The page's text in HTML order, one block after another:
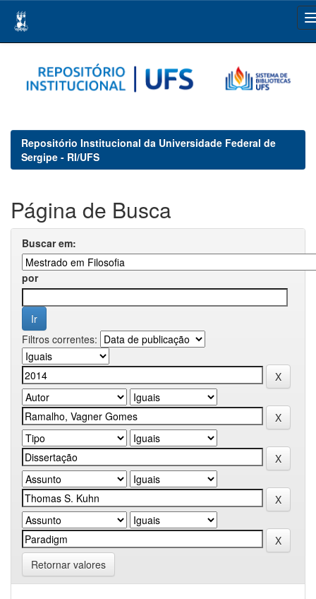
navigation
Repositório Institucional da Universidade Federal de
Sergipe - RI/UFS
Página de Busca
Buscar em:
por
Filtros correntes:
Retornar valores